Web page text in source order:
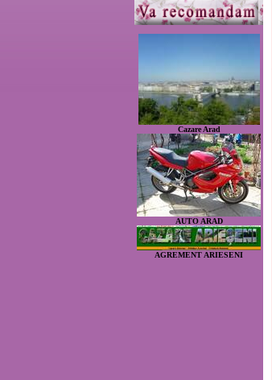
Cazare Arad
AUTO ARAD
AGREMENT ARIESENI